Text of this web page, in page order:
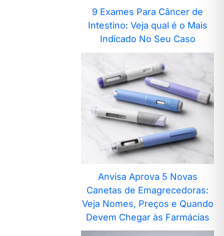
9 Exames Para Câncer de
Intestino: Veja qual é o Mais
Indicado No Seu Caso
Anvisa Aprova 5 Novas
Canetas de Emagrecedoras:
Veja Nomes, Preços e Quando
Devem Chegar às Farmácias